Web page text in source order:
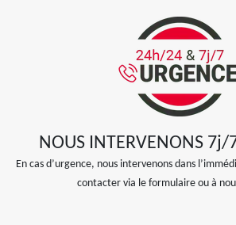
NOUS INTERVENONS
En cas d’urgence, nous intervenons dans
contacter via le formulaire ou à